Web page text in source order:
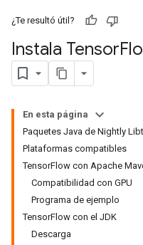
¿Te resultó útil?
Instala Tensor
En esta página
Paquetes Java de Nightly
Plataformas compatibles
TensorFlow con Apache
Compatibilidad con GPU
Programa de ejemplo
TensorFlow con el JDK
Descarga